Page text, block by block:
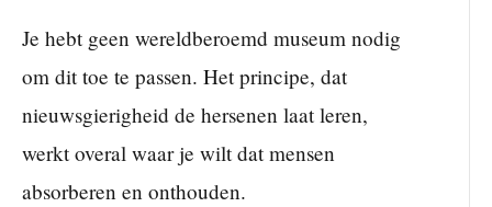
Je hebt geen wereldberoemd museum nodig
om dit toe te passen. Het principe, dat
nieuwsgierigheid de hersenen laat leren,
werkt overal waar je wilt dat mensen
absorberen en onthouden.